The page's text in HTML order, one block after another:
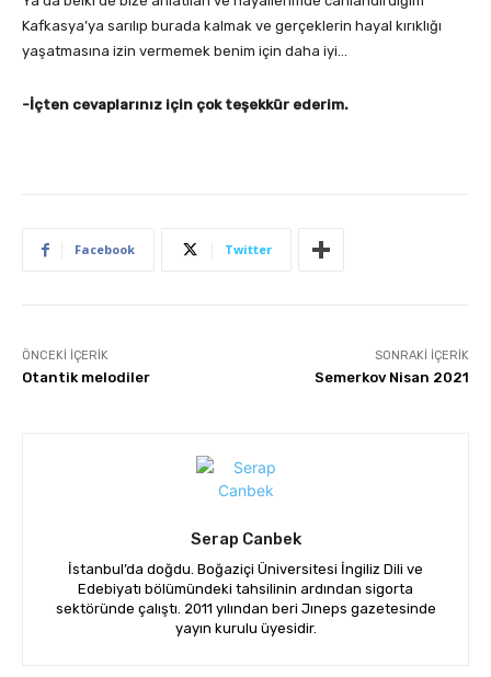
Kafkasya’ya sarılıp burada kalmak ve gerçeklerin hayal kırıklığı
yaşatmasına izin vermemek benim için daha iyi…
-İçten cevaplarınız için çok teşekkür ederim.
Facebook Twitter
ÖNCEKI İÇERIK
Otantik melodiler
SONRAKI İÇERIK
Semerkov Nisan 2021
Serap Canbek
İstanbul’da doğdu. Boğaziçi Üniversitesi İngiliz Dili ve
Edebiyatı bölümündeki tahsilinin ardından sigorta
sektöründe çalıştı. 2011 yılından beri Jıneps gazetesinde
yayın kurulu üyesidir.